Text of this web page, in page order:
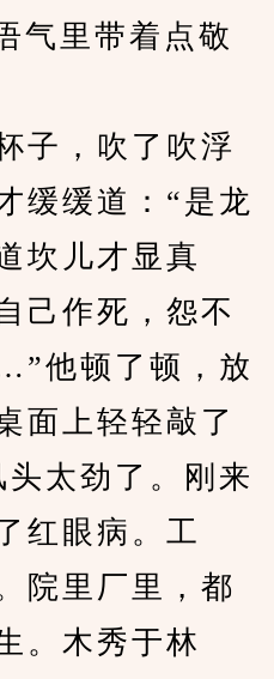
气里带着点敬
，吹了吹浮
缓缓道：“是龙
坎儿才显真
己作死，怨不
他顿了顿，放
面上轻轻敲了
太劲了。刚来
红眼病。工
院里厂里，都
。木秀于林